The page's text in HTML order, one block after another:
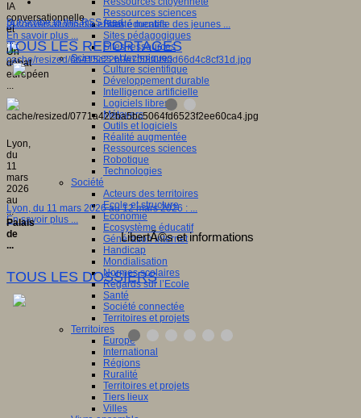
Ressources sciences
Sites éducatifs
Sites pédagogiques
Sites ressources
Sciences et techniques
Culture scientifique
Développement durable
Intelligence artificielle
Logiciels libres
Métavers
Outils et logiciels
Réalité augmentée
Ressources sciences
Robotique
Technologies
Société
Acteurs des territoires
Ecole et structure
Economie
Ecosystème éducatif
Génération internet
Handicap
Mondialisation
Normes scolaires
Regards sur l’Ecole
Santé
Société connectée
Territoires et projets
Territoires
Europe
International
Régions
Ruralité
Territoires et projets
Tiers lieux
Villes
IA conversationnelle et santé mentale des jeunes ...
En savoir plus ...
Lyon, du 11 mars 2026 au 12 mars 2026 : ...
En savoir plus ...
IA
conversationnelle
et
...
Un
débat
européen
...
Lyon,
du
11
mars
2026
au
...
Palais
de
...
Subscribe to this RSS feed
TOUS LES REPORTAGES
TOUS LES DOSSIERS